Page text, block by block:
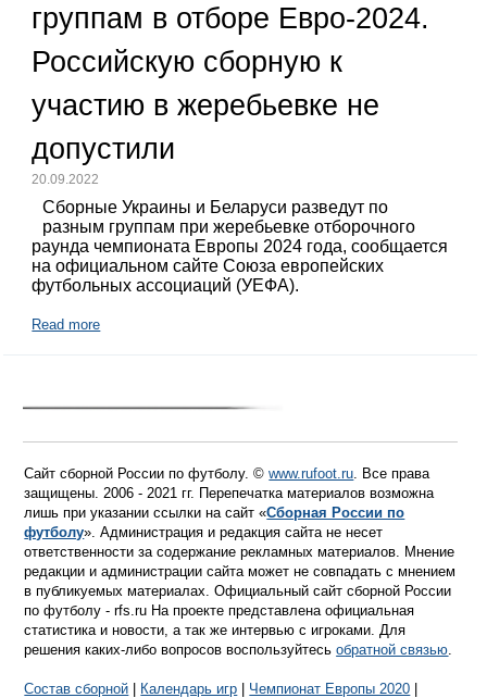
группам в отборе Евро-2024.
Российскую сборную к
участию в жеребьевке не
допустили
20.09.2022
Сборные Украины и Беларуси разведут по
разным группам при жеребьевке отборочного
раунда чемпионата Европы 2024 года, сообщается
на официальном сайте Союза европейских
футбольных ассоциаций (УЕФА).
Read more
Сайт сборной России по футболу. ©www.rufoot.ru. Все права
защищены. 2006 - 2021 гг. Перепечатка материалов возможна
лишь при указании ссылки на сайт «Сборная России по
футболу». Администрация и редакция сайта не несет
ответственности за содержание рекламных материалов. Мнение
редакции и администрации сайта может не совпадать с мнением
в публикуемых материалах. Официальный сайт сборной России
по футболу - rfs.ru На проекте представлена официальная
статистика и новости, а так же интервью с игроками. Для
решения каких-либо вопросов воспользуйтесьобратной связью.
Состав сборной Календарь игр Чемпионат Европы 2020